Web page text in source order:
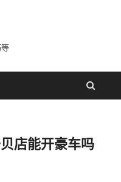
等
店能开豪车吗